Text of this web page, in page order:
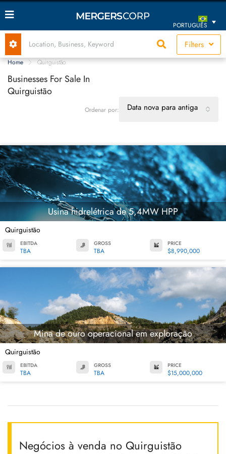
PORTUGUÊS
Filters
Home Quirguistão
Businesses For Sale In
Quirguistão
Ordenar por: Data nova para antiga
Usina hidrelétrica de 5,4MW HPP
Quirguistão
EBITDA
TBA
GROSS
TBA
PRICE
$8,990,000
Mina de ouro operacional em exploração
Quirguistão
EBITDA
TBA
GROSS
TBA
PRICE
$15,000,000
Negócios à venda no Quirguistão